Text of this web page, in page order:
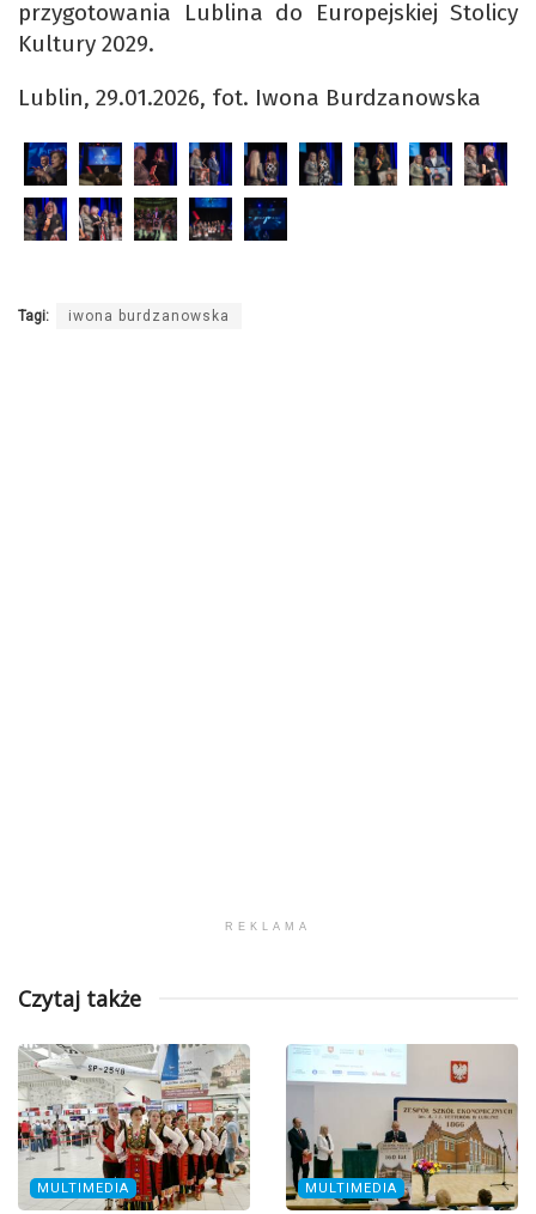
przygotowania Lublina do Europejskiej Stolicy
Kultury 2029.
Lublin, 29.01.2026, fot. Iwona Burdzanowska
Tagi: iwona burdzanowska
REKLAMA
Czytaj także
MULTIMEDIA MULTIMEDIA